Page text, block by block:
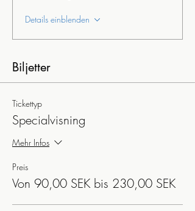
Details einblenden
Biljetter
Tickettyp
Specialvisning
Mehr Infos
Preis
Von 90,00 SEK bis 230,00 SEK